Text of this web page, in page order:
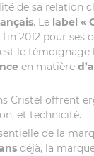
de sa relation
. Le label «
2012 pour ses
le témoignage
en matière
Cristel offrent
et technicité.
de la
déjà, la